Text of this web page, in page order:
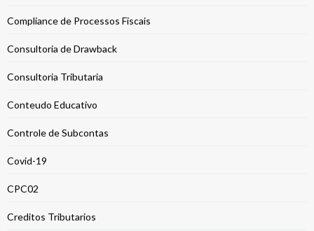
Compliance de Processos Fiscais
Consultoria de Drawback
Consultoria Tributaria
Conteudo Educativo
Controle de Subcontas
Covid-19
CPC02
Creditos Tributarios